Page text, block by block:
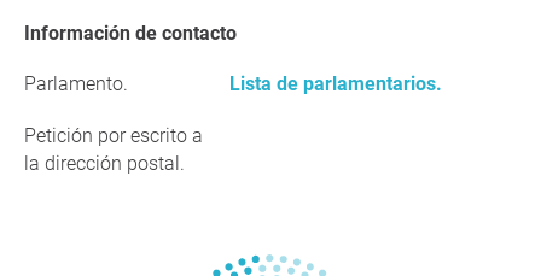
Información de contacto
Parlamento. Lista de parlamentarios.
Petición por escrito a
la dirección postal.